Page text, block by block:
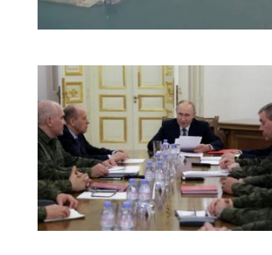
Под Екатеринбургом
взорвали Mercedes главы
Китай впервые показал
кадры имитации нанесения
ядерного авиаудараВИДЕО
В Москве пенсионерка -
жертва «схемы Долиной»
подожгла себя на глазах у
приставов ВИДЕО